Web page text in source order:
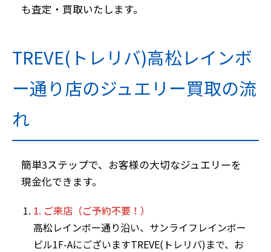
も査定・買取いたします。
TREVE(トレリバ)高松レインボ
ー通り店のジュエリー買取の流
れ
簡単3ステップで、お客様の大切なジュエリーを
現金化できます。
1. ご来店（ご予約不要！）
高松レインボー通り沿い、サンライフレインボー
ビル1F-AにございますTREVE(トレリバ)まで、お